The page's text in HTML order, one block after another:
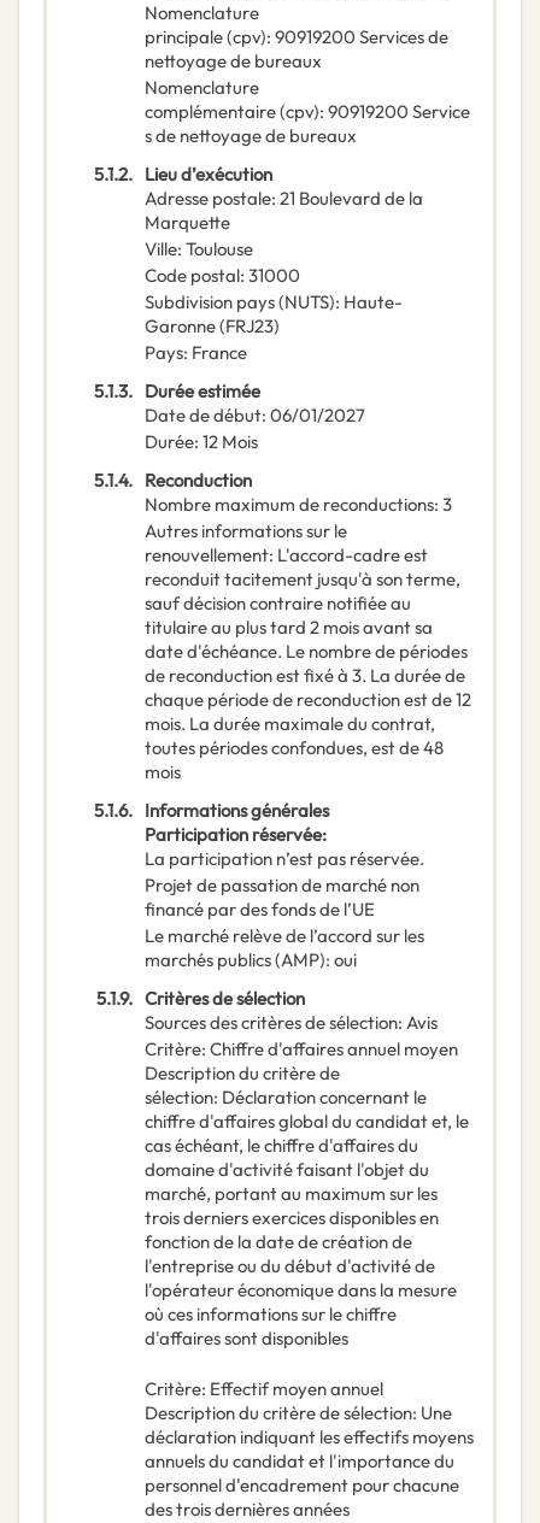
Nomenclature
principale(cpv): 90919200 Services de
nettoyage de bureaux
Nomenclature
complémentaire(cpv): 90919200 Service
s de nettoyage de bureaux
5.1.2. Lieu d’exécution
Adresse postale: 21 Boulevard de la
Marquette
Ville: Toulouse
Code postal: 31000
Subdivision pays (NUTS): Haute-
Garonne(FRJ23)
Pays: France
5.1.3. Durée estimée
Date de début: 06/01/2027
Durée: 12 Mois
5.1.4. Reconduction
Nombre maximum de reconductions: 3
Autres informations sur le
renouvellement: L'accord-cadre est
reconduit tacitement jusqu'à son terme,
sauf décision contraire notifiée au
titulaire au plus tard 2 mois avant sa
date d'échéance. Le nombre de périodes
de reconduction est fixé à 3. La durée de
chaque période de reconduction est de 12
mois. La durée maximale du contrat,
toutes périodes confondues, est de 48
mois
5.1.6. Informations générales
Participation réservée:
La participation n’est pas réservée.
Projet de passation de marché non
financé par des fonds de l’UE
Le marché relève de l’accord sur les
marchés publics (AMP): oui
5.1.9. Critères de sélection
Sources des critères de sélection: Avis
Critère: Chiffre d'affaires annuel moyen
Description du critère de
sélection: Déclaration concernant le
chiffre d'affaires global du candidat et, le
cas échéant, le chiffre d'affaires du
domaine d'activité faisant l'objet du
marché, portant au maximum sur les
trois derniers exercices disponibles en
fonction de la date de création de
l'entreprise ou du début d'activité de
l'opérateur économique dans la mesure
où ces informations sur le chiffre
d'affaires sont disponibles
Critère: Effectif moyen annuel
Description du critère de sélection: Une
déclaration indiquant les effectifs moyens
annuels du candidat et l'importance du
personnel d'encadrement pour chacune
des trois dernières années